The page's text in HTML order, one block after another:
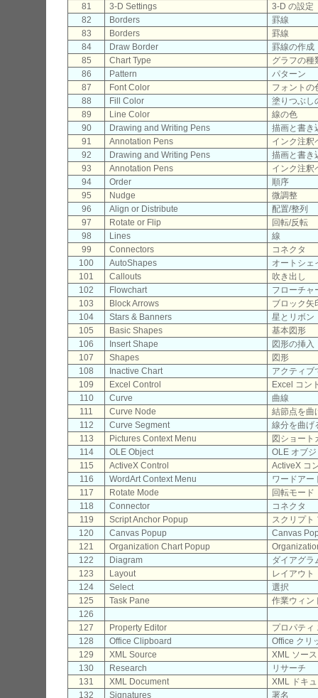
81
3-D Settings
3-D の設定
82
Borders
罫線
83
Borders
罫線
84
Draw Border
罫線の作成
85
Chart Type
グラフの種
86
Pattern
パターン
87
Font Color
フォントの
88
Fill Color
塗りつぶし
89
Line Color
線の色
90
Drawing and Writing Pens
描画と書き
91
Annotation Pens
インク注釈
92
Drawing and Writing Pens
描画と書き
93
Annotation Pens
インク注釈
94
Order
順序
95
Nudge
微調整
96
Align or Distribute
配置/整列
97
Rotate or Flip
回転/反転
98
Lines
線
99
Connectors
コネクタ
100
AutoShapes
オートシェ
101
Callouts
吹き出し
102
Flowchart
フローチャ
103
Block Arrows
ブロック矢
104
Stars & Banners
星とリボン
105
Basic Shapes
基本図形
106
Insert Shape
図形の挿入
107
Shapes
図形
108
Inactive Chart
アクティブ
109
Excel Control
Excel コン
110
Curve
曲線
111
Curve Node
結節点を曲
112
Curve Segment
線分を曲げ
113
Pictures Context Menu
図ショート
114
OLE Object
OLE オブ
115
ActiveX Control
ActiveX コ
116
WordArt Context Menu
ワードアー
117
Rotate Mode
回転モード
118
Connector
コネクタ
119
Script Anchor Popup
スクリプト
120
Canvas Popup
Canvas
121
Organization Chart Popup
122
Diagram
ダイアグラ
123
Layout
レイアウト
124
Select
選択
125
Task Pane
作業ウィン
126
127
Property Editor
プロパティ
128
Office Clipboard
Office クリ
129
XML Source
XML ソース
130
Research
リサーチ
131
XML Document
XML ドキ
132
Signatures 署名